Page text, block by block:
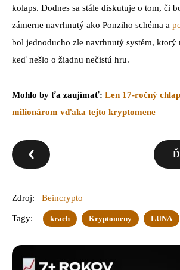
kolaps. Dodnes sa stále diskutuje o tom, či
zámerne navrhnutý ako Ponziho schéma a
bol jednoducho zle navrhnutý systém, ktorý
keď nešlo o žiadnu nečistú hru.
Mohlo by ťa zaujímať: Len 17-ročný
milionárom vďaka tejto kryptomene
Zdroj: Beincrypto
Tagy: krach Kryptomeny LUNA